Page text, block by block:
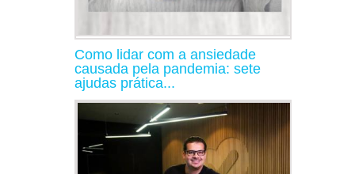
Como lidar com a ansiedade
causada pela pandemia: sete
ajudas prática...